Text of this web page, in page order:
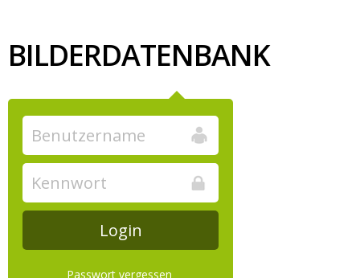
BILDERDATENBANK
Passwort vergessen